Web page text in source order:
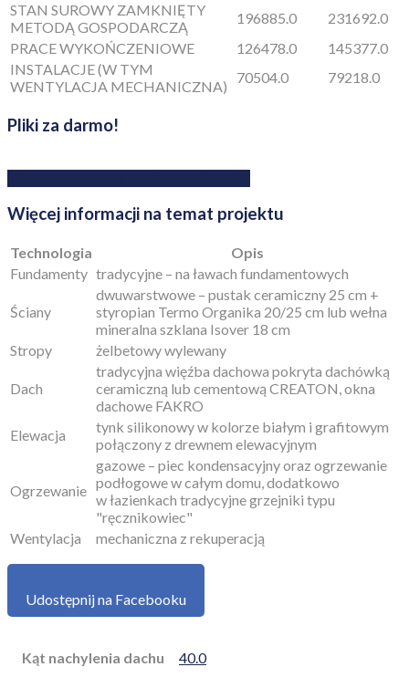
STAN SUROWY ZAMKNIĘTY
METODĄ GOSPODARCZĄ
196885.0
231692.0
PRACE WYKOŃCZENIOWE
126478.0
145377.0
INSTALACJE (W TYM
WENTYLACJA MECHANICZNA)
70504.0 79218.0
Pliki za darmo!
Więcej informacji na temat projektu
Technologia
Opis
Fundamenty tradycyjne – na ławach fundamentowych
Ściany
dwuwarstwowe – pustak ceramiczny 25 cm +
styropian Termo Organika 20/25 cm lub wełna
mineralna szklana Isover 18 cm
Stropy
żelbetowy wylewany
Dach
tradycyjna więźba dachowa pokryta dachówką
ceramiczną lub cementową CREATON, okna
dachowe FAKRO
Elewacja
tynk silikonowy w kolorze białym i grafitowym
połączony z drewnem elewacyjnym
Ogrzewanie
gazowe – piec kondensacyjny oraz ogrzewanie
podłogowe w całym domu, dodatkowo
w łazienkach tradycyjne grzejniki typu
"ręcznikowiec"
Wentylacja
mechaniczna z rekuperacją
Udostępnij na Facebooku
Kąt nachylenia dachu 40.0